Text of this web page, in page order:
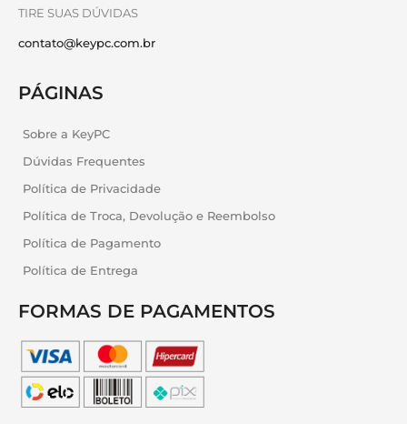
TIRE SUAS DÚVIDAS
contato@keypc.com.br
PÁGINAS
Sobre a KeyPC
Dúvidas Frequentes
Política de Privacidade
Política de Troca, Devolução e Reembolso
Política de Pagamento
Política de Entrega
FORMAS DE PAGAMENTOS